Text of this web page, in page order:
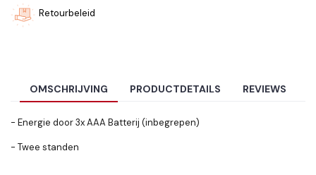
Retourbeleid
OMSCHRIJVING PRODUCTDETAILS REVIEWS
- Energie door 3x AAA Batterij (inbegrepen)
- Twee standen